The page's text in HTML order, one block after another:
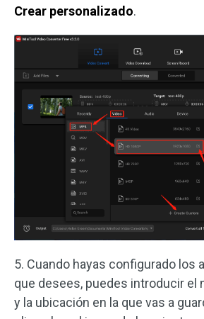
Crear personalizado.
5. Cuando hayas configurado los
que desees, puedes introducir el
y la ubicación en la que vas a